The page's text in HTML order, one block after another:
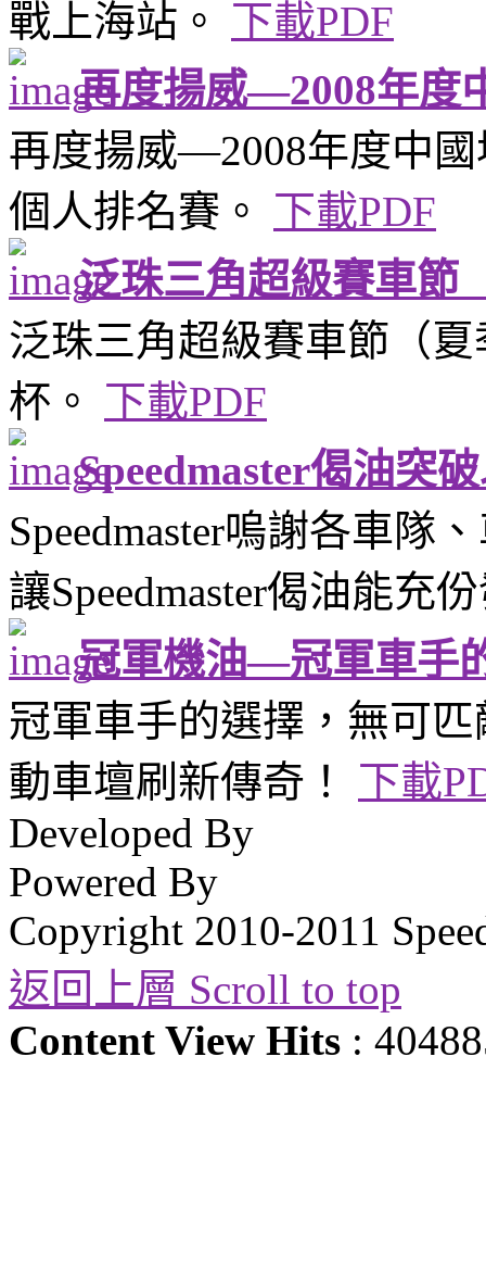
戰上海站。 下載PDF
再度揚威—2008年度
再度揚威—2008年度中國
個人排名賽。 下載PDF
泛珠三角超級賽車節
泛珠三角超級賽車節（
杯。 下載PDF
Speedmaster偈油突
Speedmaster嗚謝各車隊
讓Speedmaster偈油能充
冠軍機油—冠軍車手
冠軍車手的選擇，無可匹
動車壇刷新傳奇！
下載
Developed By
Powered By
Copyright 2010-2011
返回上層 Scroll to top
Content View Hits :